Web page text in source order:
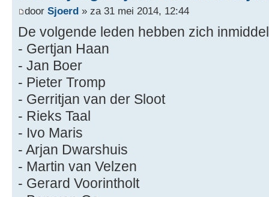
door Sjoerd » za 31 mei 2014, 12:44
De volgende leden hebben zich
- Gertjan Haan
- Jan Boer
- Pieter Tromp
- Gerritjan van der Sloot
- Rieks Taal
- Ivo Maris
- Arjan Dwarshuis
- Martin van Velzen
- Gerard Voorintholt